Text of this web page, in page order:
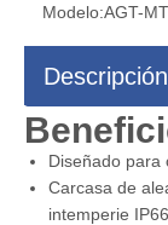
Modelo:AGT-
Diseñado para
Carcasa de
intemperie